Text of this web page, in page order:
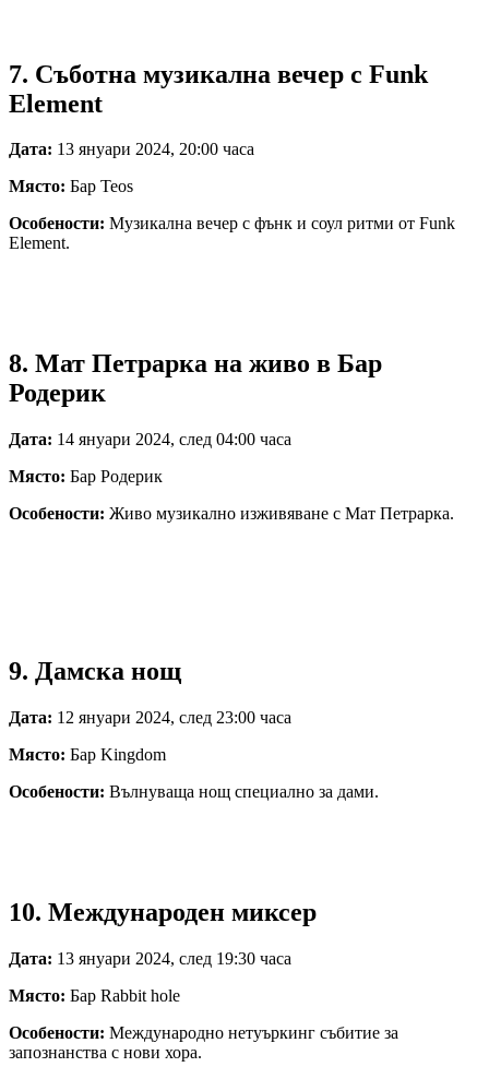
7. Съботна музикална вечер с Funk
Element
Дата: 13 януари 2024, 20:00 часа
Място: Бар Teos
Особености: Музикална вечер с фънк и соул ритми от Funk
Element.
8. Мат Петрарка на живо в Бар
Родерик
Дата: 14 януари 2024, след 04:00 часа
Място: Бар Родерик
Особености: Живо музикално изживяване с Мат Петрарка.
9. Дамска нощ
Дата: 12 януари 2024, след 23:00 часа
Място: Бар Kingdom
Особености: Вълнуваща нощ специално за дами.
10. Международен миксер
Дата: 13 януари 2024, след 19:30 часа
Място: Бар Rabbit hole
Особености: Международно нетуъркинг събитие за
запознанства с нови хора.